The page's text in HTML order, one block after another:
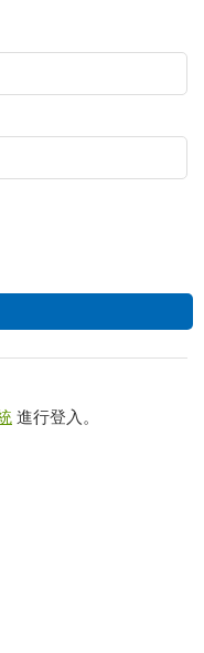
進行登入。